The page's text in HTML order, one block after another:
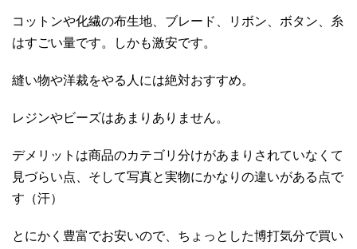
コットンや化繊の布生地、ブレード、リボン、ボタン、糸
はすごい量です。しかも激安です。
縫い物や洋裁をやる人には絶対おすすめ。
レジンやビーズはあまりありません。
デメリットは商品のカテゴリ分けがあまりされていなくて
見づらい点、そして写真と実物にかなりの違いがある点で
す（汗）
とにかく豊富でお安いので、ちょっとした博打気分で買い